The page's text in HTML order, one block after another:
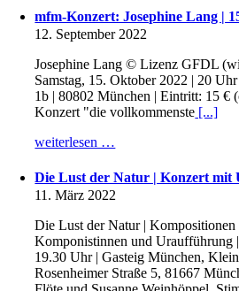
mfm-Konzert: Josephine Lang |
12. September 2022
Josephine Lang © Lizenz GFDL
Samstag, 15. Oktober 2022 | 20
1b | 80802 München | Eintritt: 15 €
Konzert "die vollkommenste [...]
weiterlesen …
Die Lust der Natur | Konzert mit
11. März 2022
Die Lust der Natur | Kompositionen
Komponistinnen und Uraufführung
19.30 Uhr | Gasteig München,
Rosenheimer Straße 5, 81667